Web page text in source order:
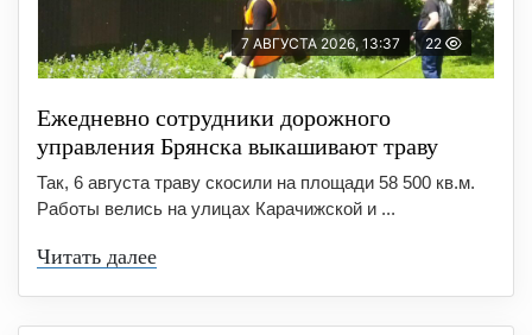
7 АВГУСТА 2026, 13:37 22
Ежедневно сотрудники дорожного
управления Брянска выкашивают траву
Так, 6 августа траву скосили на площади 58 500 кв.м.
Работы велись на улицах Карачижской и ...
Читать далее